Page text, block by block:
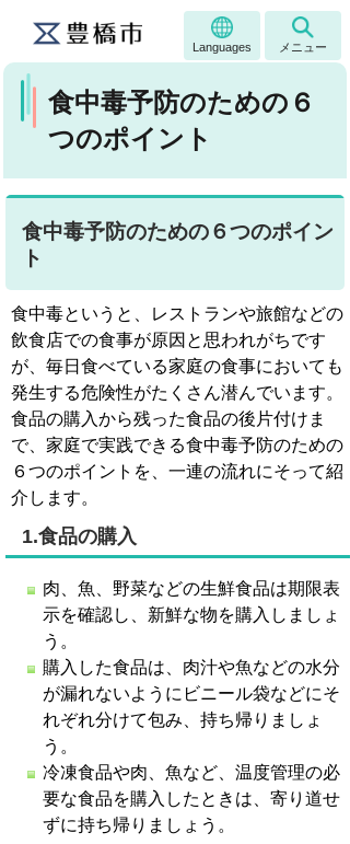
Languages メニュー
食中毒予防のための６
つのポイント
食中毒予防のための６つのポイン
ト
食中毒というと、レストランや旅館などの
飲食店での食事が原因と思われがちです
が、毎日食べている家庭の食事においても
発生する危険性がたくさん潜んでいます。
食品の購入から残った食品の後片付けま
で、家庭で実践できる食中毒予防のための
６つのポイントを、一連の流れにそって紹
介します。
1.食品の購入
肉、魚、野菜などの生鮮食品は期限表
示を確認し、新鮮な物を購入しましょ
う。
購入した食品は、肉汁や魚などの水分
が漏れないようにビニール袋などにそ
れぞれ分けて包み、持ち帰りましょ
う。
冷凍食品や肉、魚など、温度管理の必
要な食品を購入したときは、寄り道せ
ずに持ち帰りましょう。